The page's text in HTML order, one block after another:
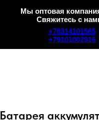
+78314101565
+79101002916
Мы оптовая
Свяжитесь с
Батарея